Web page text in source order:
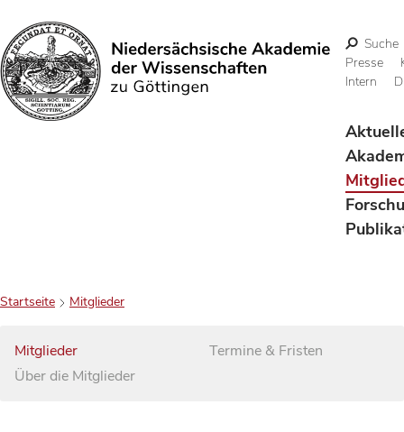
Suchen
Suche
Presse
Intern
Startseite Mitglieder
Mitglieder
Über die Mitglieder
Termine & Fristen